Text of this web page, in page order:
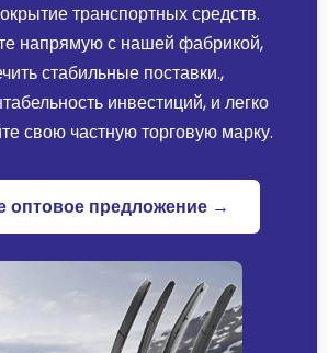
транспортных средств.
напрямую с нашей фабрикой,
стабильные поставки.,
инвестиций, и легко
свою частную торговую марку.
оптовое предложение →